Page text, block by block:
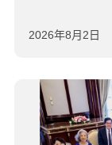
2026年8月2日